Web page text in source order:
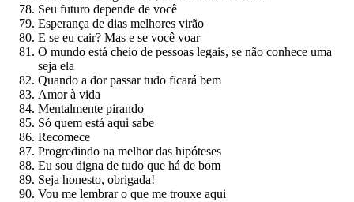
Seu futuro depende de você
Esperança de dias melhores virão
E se eu cair? Mas e se você voar
O mundo está cheio de pessoas legais, se não conhece uma
seja ela
Quando a dor passar tudo ficará bem
Amor à vida
Mentalmente pirando
Só quem está aqui sabe
Recomece
Progredindo na melhor das hipóteses
Eu sou digna de tudo que há de bom
Seja honesto, obrigada!
Vou me lembrar o que me trouxe aqui